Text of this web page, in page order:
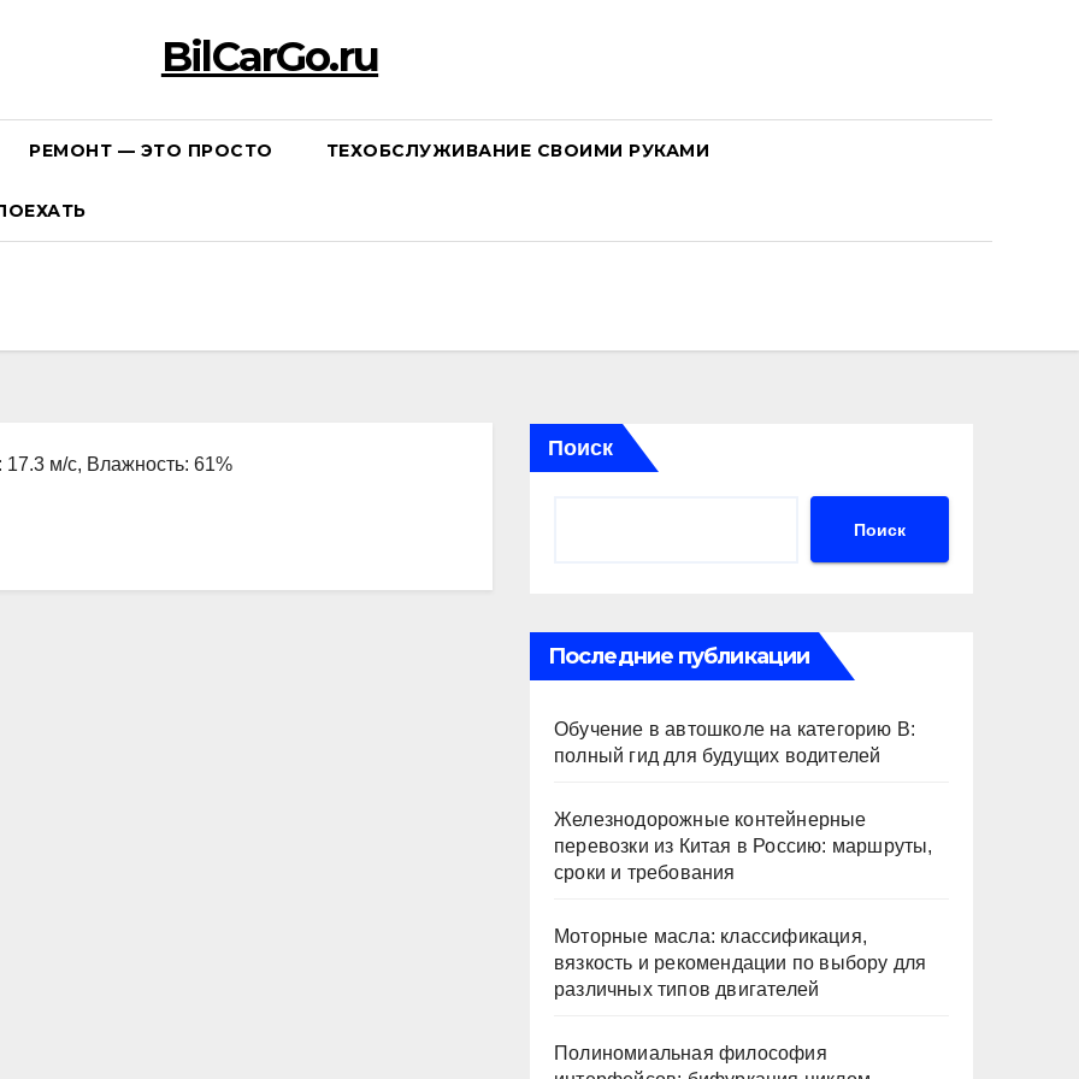
BilCarGo.ru
РЕМОНТ — ЭТО ПРОСТО ТЕХОБСЛУЖИВАНИЕ СВОИМИ РУКАМИ
м/с, Влажность: 61%
Поиск
Поиск
Последние публикации
Обучение в автошколе на категорию В:
полный гид для будущих водителей
Железнодорожные контейнерные
перевозки из Китая в Россию: маршруты,
сроки и требования
Моторные масла: классификация,
вязкость и рекомендации по выбору для
различных типов двигателей
Полиномиальная философия